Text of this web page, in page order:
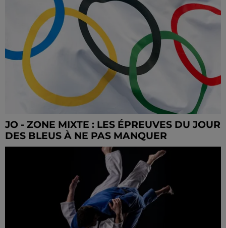
JO - ZONE MIXTE : LES ÉPREUVES DU JOUR
DES BLEUS À NE PAS MANQUER